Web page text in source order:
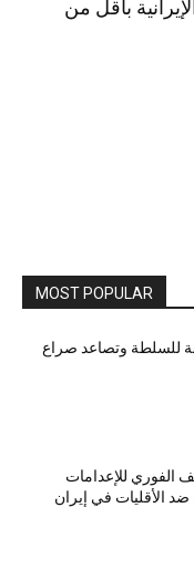
بأقل من
MOST POPULAR
للسلطة وتصاعد صراع
الفوري للإعدامات
الأقليات في إيران